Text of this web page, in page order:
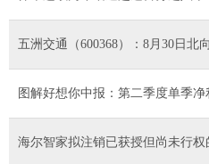
五洲交通（600368）：8月30日北
图解好想你中报：第二季度单季净
海尔智家拟注销已获授但尚未行权